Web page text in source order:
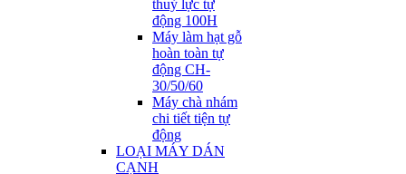
thuỷ lực tự
động 100H
Máy làm hạt gỗ
hoàn toàn tự
động CH-
30/50/60
Máy chà nhám
chi tiết tiện tự
động
LOẠI MÁY DÁN
CẠNH